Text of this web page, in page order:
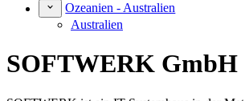
Ozeanien - Australien
Australien
SOFTWERK GmbH